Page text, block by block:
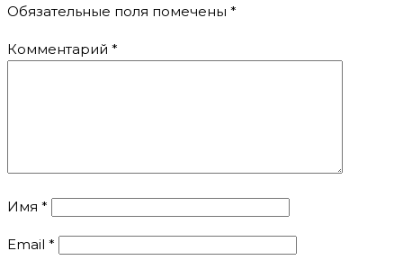
Обязательные поля помечены *
Комментарий *
Имя *
Email *